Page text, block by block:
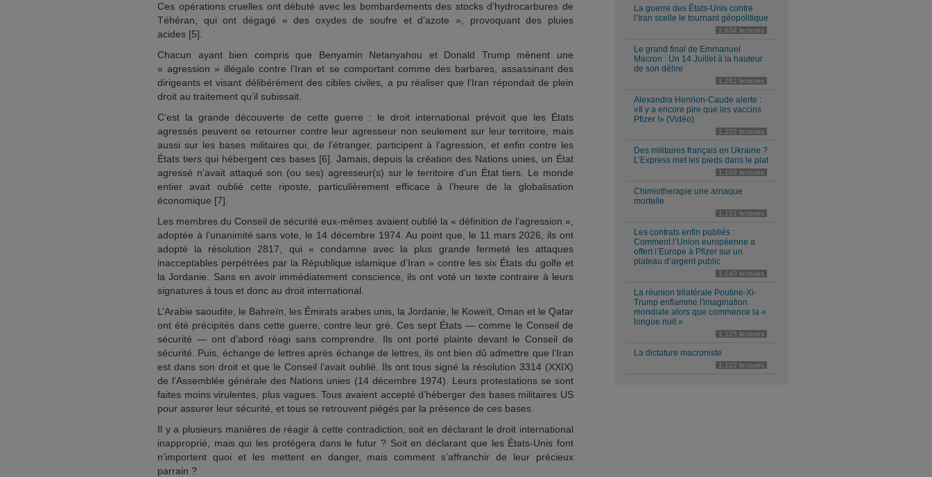
Ces opérations cruelles ont débuté avec les bombardements des stocks d’hydrocarbures de
Téhéran, qui ont dégagé « des oxydes de soufre et d’azote », provoquant des pluies
acides [5].
Chacun ayant bien compris que Benyamin Netanyahou et Donald Trump mènent une
« agression » illégale contre l’Iran et se comportant comme des barbares, assassinant des
dirigeants et visant délibérément des cibles civiles, a pu réaliser que l’Iran répondait de plein
droit au traitement qu’il subissait.
C’est la grande découverte de cette guerre : le droit international prévoit que les États
agressés peuvent se retourner contre leur agresseur non seulement sur leur territoire, mais
aussi sur les bases militaires qui, de l’étranger, participent à l’agression, et enfin contre les
États tiers qui hébergent ces bases [6]. Jamais, depuis la création des Nations unies, un État
agressé n’avait attaqué son (ou ses) agresseur(s) sur le territoire d’un État tiers. Le monde
entier avait oublié cette riposte, particulièrement efficace à l’heure de la globalisation
économique [7].
Les membres du Conseil de sécurité eux-mêmes avaient oublié la « définition de l’agression »,
adoptée à l’unanimité sans vote, le 14 décembre 1974. Au point que, le 11 mars 2026, ils ont
adopté la résolution 2817, qui « condamne avec la plus grande fermeté les attaques
inacceptables perpétrées par la République islamique d’Iran » contre les six États du golfe et
la Jordanie. Sans en avoir immédiatement conscience, ils ont voté un texte contraire à leurs
signatures à tous et donc au droit international.
L’Arabie saoudite, le Bahreïn, les Émirats arabes unis, la Jordanie, le Koweït, Oman et le Qatar
ont été précipités dans cette guerre, contre leur gré. Ces sept États — comme le Conseil de
sécurité — ont d’abord réagi sans comprendre. Ils ont porté plainte devant le Conseil de
sécurité. Puis, échange de lettres après échange de lettres, ils ont bien dû admettre que l’Iran
est dans son droit et que le Conseil l’avait oublié. Ils ont tous signé la résolution 3314 (XXIX)
de l’Assemblée générale des Nations unies (14 décembre 1974). Leurs protestations se sont
faites moins virulentes, plus vagues. Tous avaient accepté d’héberger des bases militaires US
pour assurer leur sécurité, et tous se retrouvent piégés par la présence de ces bases.
Il y a plusieurs manières de réagir à cette contradiction, soit en déclarant le droit international
inapproprié, mais qui les protégera dans le futur ? Soit en déclarant que les États-Unis font
n’importent quoi et les mettent en danger, mais comment s’affranchir de leur précieux
parrain ?
La guerre des États-Unis contre
l’Iran scelle le tournant géopolitique
1,634 lectures
Le grand final de Emmanuel
Macron : Un 14 Juillet à la hauteur
de son délire
1,261 lectures
Alexandra Henrion-Caude alerte :
«Il y a encore pire que les vaccins
Pfizer !» (Vidéo)
1,222 lectures
Des militaires français en Ukraine ?
L’Express met les pieds dans le plat
1,169 lectures
Chimiotherapie une arnaque
mortelle
1,151 lectures
Les contrats enfin publiés :
Comment l’Union européenne a
offert l’Europe à Pfizer sur un
plateau d’argent public
1,140 lectures
La réunion trilatérale Poutine-Xi-
Trump enflamme l'imagination
mondiale alors que commence la «
longue nuit »
1,125 lectures
La dictature macroniste
1,122 lectures